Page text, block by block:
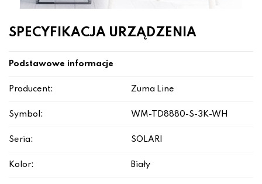
SPECYFIKACJA URZĄDZENIA
Podstawowe informacje
Producent: Zuma Line
Symbol: WM-TD8880-S-3K-WH
Seria: SOLARI
Kolor: Biały